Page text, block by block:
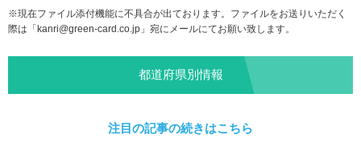
※現在ファイル添付機能に不具合が出ております。ファイルをお送りいただく
際は「 kanri@green-card.co.jp 」宛にメールにてお願い致します。
都道府県別情報
注目の記事の続きはこちら